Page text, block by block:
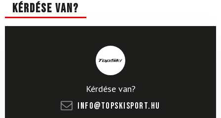
Kérdése van?
Kérdése van?
info@topskisport.hu